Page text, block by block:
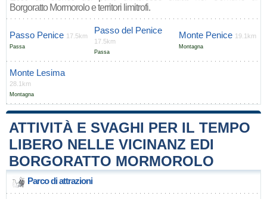
Borgoratto Mormorolo e territori limitrofi.
Passo Penice 17.5km
Passa
Passo del Penice
17.5km
Passa
Monte Penice 19.1km
Montagna
Monte Lesima
28.1km
Montagna
ATTIVITÀ E SVAGHI PER IL TEMPO
LIBERO NELLE VICINANZ EDI
BORGORATTO MORMOROLO
Parco di attrazioni